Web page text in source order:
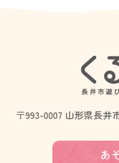
〒993-0007 山形県長井
あ